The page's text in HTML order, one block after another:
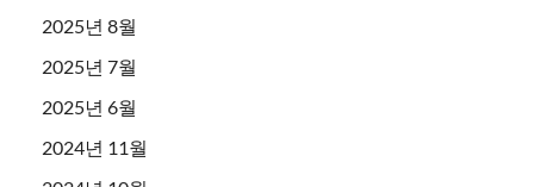
2025년 8월
2025년 7월
2025년 6월
2024년 11월